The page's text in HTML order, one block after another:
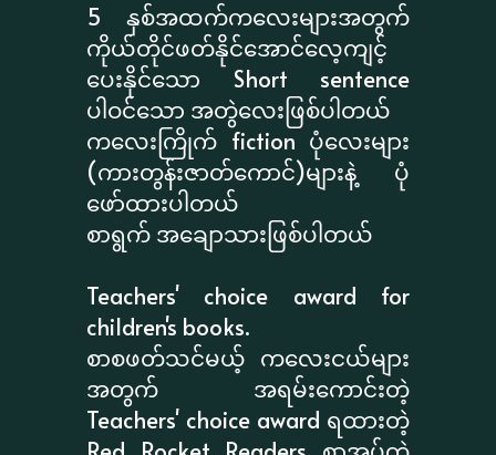
5 နှစ်အထက်ကလေးများအတွက်
ကိုယ်တိုင်ဖတ်နိုင်အောင်လေ့ကျင့်
ပေးနိုင်သော Short sentence
ပါဝင်သော အတွဲလေးဖြစ်ပါတယ်
ကလေးကြိုက် fiction ပုံလေးများ
(ကားတွန်းဇာတ်ကောင်)များနဲ့ ပုံ
ဖော်ထားပါတယ်
စာရွက် အချောသားဖြစ်ပါတယ်
Teachers' choice award for
children's books.
စာစဖတ်သင်မယ့် ကလေးငယ်များ
အတွက် အရမ်းကောင်းတဲ့
Teachers' choice award ရထားတဲ့